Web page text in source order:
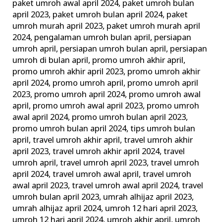
paket umroh awal april 2024, paket umroh bulan
april 2023, paket umroh bulan april 2024, paket
umroh murah april 2023, paket umroh murah april
2024, pengalaman umroh bulan april, persiapan
umroh april, persiapan umroh bulan april, persiapan
umroh di bulan april, promo umroh akhir april,
promo umroh akhir april 2023, promo umroh akhir
april 2024, promo umroh april, promo umroh april
2023, promo umroh april 2024, promo umroh awal
april, promo umroh awal april 2023, promo umroh
awal april 2024, promo umroh bulan april 2023,
promo umroh bulan april 2024,tips umroh bulan
april,travel umroh akhir april,travel umroh akhir
april 2023,travel umroh akhir april 2024,travel
umroh april,travel umroh april 2023,travel umroh
april 2024,travel umroh awal april,travel umroh
awal april 2023,travel umroh awal april 2024,travel
umroh bulan april 2023, umrah alhijaz april 2023,
umrah alhijaz april 2024, umroh 12 hari april 2023,